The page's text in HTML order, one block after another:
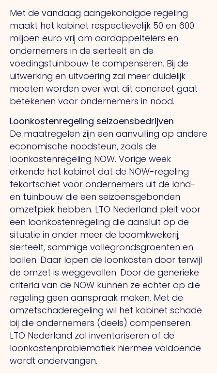
Met de vandaag aangekondigde regeling
maakt het kabinet respectievelijk 50 en 600
miljoen euro vrij om aardappeltelers en
ondernemers in de sierteelt en de
voedingstuinbouw te compenseren. Bij de
uitwerking en uitvoering zal meer duidelijk
moeten worden over wat dit concreet gaat
betekenen voor ondernemers in nood.
Loonkostenregeling seizoensbedrijven
De maatregelen zijn een aanvulling op andere
economische noodsteun, zoals de
loonkostenregeling NOW. Vorige week
erkende het kabinet dat de NOW-regeling
tekortschiet voor ondernemers uit de land-
en tuinbouw die een seizoensgebonden
omzetpiek hebben. LTO Nederland pleit voor
een loonkostenregeling die aansluit op de
situatie in onder meer de boomkwekerij,
sierteelt, sommige vollegrondsgroenten en
bollen. Daar lopen de loonkosten door terwijl
de omzet is weggevallen. Door de generieke
criteria van de NOW kunnen ze echter op die
regeling geen aanspraak maken. Met de
omzetschaderegeling wil het kabinet schade
bij die ondernemers (deels) compenseren.
LTO Nederland zal inventariseren of de
loonkostenproblematiek hiermee voldoende
wordt ondervangen.